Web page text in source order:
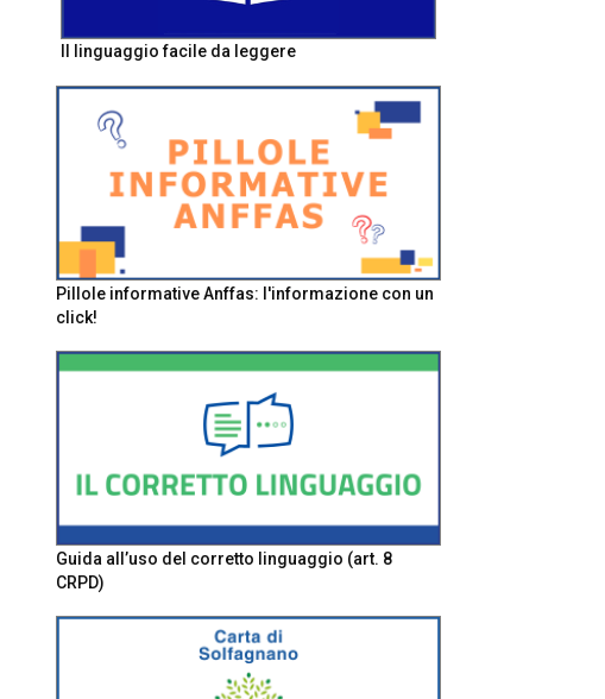
Il linguaggio facile da leggere
Pillole informative Anffas: l'informazione con un
click!
Guida all’uso del corretto linguaggio (art. 8
CRPD)